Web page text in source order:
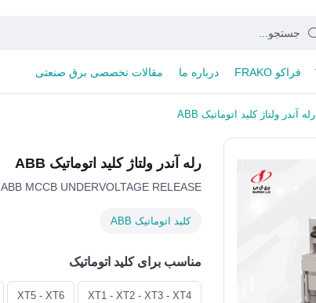
فراکو FRAKO درباره ما مقالات تخصصی برق صنعتی
رله آندر ولتاژ کلید اتوماتیک ABB
رله آندر ولتاژ کلید اتوماتیک ABB
ABB MCCB UNDERVOLTAGE RELEASE
کلید اتوماتیک ABB
مناسب برای کلید اتوماتیک
XT1 - XT2 - XT3 - XT4
XT5 - XT6